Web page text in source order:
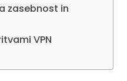
zasebnost in
VPN